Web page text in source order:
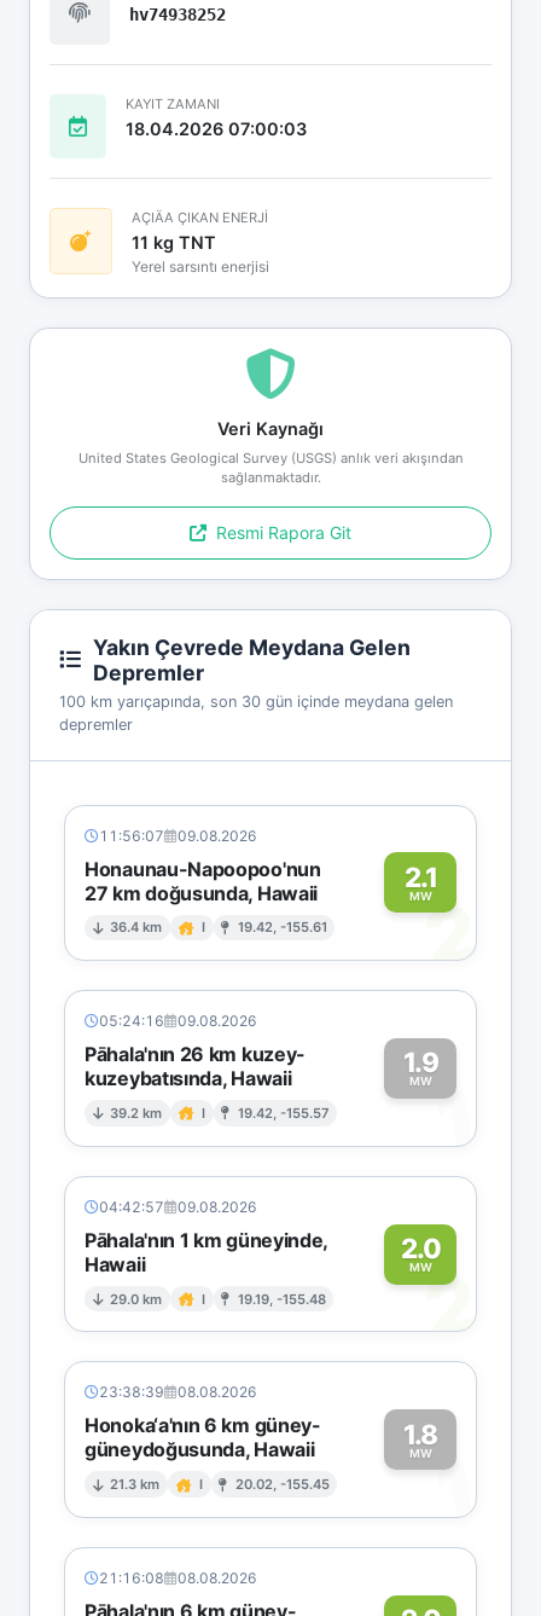
hv74938252
KAYIT ZAMANI
18.04.2026 07:00:03
AÇIÄA ÇIKAN ENERJİ
11 kg TNT
Yerel sarsıntı enerjisi
Veri Kaynağı
United States Geological Survey (USGS) anlık veri akışından
sağlanmaktadır.
Resmi Rapora Git
Yakın Çevrede Meydana Gelen
Depremler
100 km yarıçapında, son 30 gün içinde meydana gelen
depremler
11:56:07 09.08.2026
Honaunau-Napoopoo'nun
27 km doğusunda, Hawaii
36.4 km I 19.42, -155.61
2.1
MW2
05:24:16 09.08.2026
Pāhala'nın 26 km kuzey-
kuzeybatısında, Hawaii
39.2 km I 19.42, -155.57
1.9
MW1
04:42:57 09.08.2026
Pāhala'nın 1 km güneyinde,
Hawaii
29.0 km I 19.19, -155.48
2.0
MW2
23:38:39 08.08.2026
Honoka‘a'nın 6 km güney-
güneydoğusunda, Hawaii
21.3 km I 20.02, -155.45
1.8
MW1
21:16:08 08.08.2026
Pāhala'nın 6 km güney-